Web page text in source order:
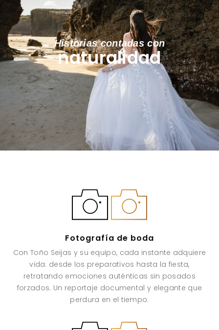
Historias contadas con
naturalidad
Fotografía de boda
Con Toño Seijas y su equipo, cada instante adquiere
vida: desde los preparativos hasta la fiesta,
retratando emociones auténticas sin posados
forzados. Un reportaje documental y elegante que
perdura en el tiempo.